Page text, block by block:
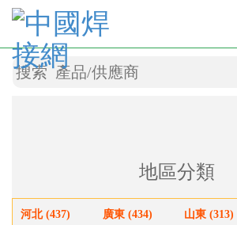
地區分類
河北 (437) 廣東 (434) 山東 (313)